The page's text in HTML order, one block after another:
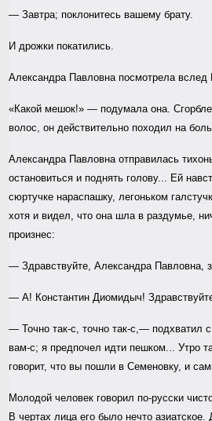
— Завтра; поклонитесь вашему брату.
И дрожки покатились.
Александра Павловна посмотрела
«Какой мешок!» — подумала она.
волос, он действительно походил на
Александра Павловна отправилась
остановиться и поднять голову... Ей
сюртучке нараспашку, легоньком
хотя и видел, что она шла в раздумье,
произнес:
— Здравствуйте, Александра Павловна,
— А! Константин Диомидыч!
— Точно так-с, точно так-с,—
вам-с; я предпочел идти пешком... Утро
говорит, что вы пошли в Семеновку, и
Молодой человек говорил по-русски
В чертах лица его было нечто